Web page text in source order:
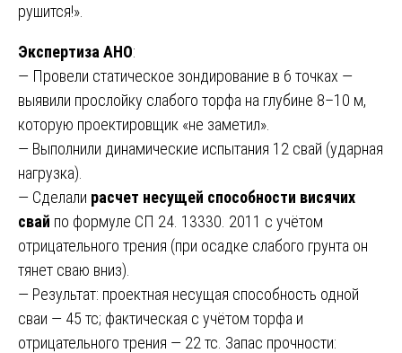
рушится!».
Экспертиза АНО:
— Провели статическое зондирование в 6 точках —
выявили прослойку слабого торфа на глубине 8–10 м,
которую проектировщик «не заметил».
— Выполнили динамические испытания 12 свай (ударная
нагрузка).
— Сделали расчет несущей способности висячих
свай по формуле СП 24. 13330. 2011 с учётом
отрицательного трения (при осадке слабого грунта он
тянет сваю вниз).
— Результат: проектная несущая способность одной
сваи — 45 тс; фактическая с учётом торфа и
отрицательного трения — 22 тс. Запас прочности: